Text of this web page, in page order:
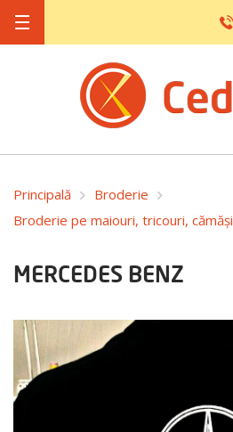
Principală
Broderie
Broderie pe maiouri, tricouri, cămăși
MERCEDES BENZ